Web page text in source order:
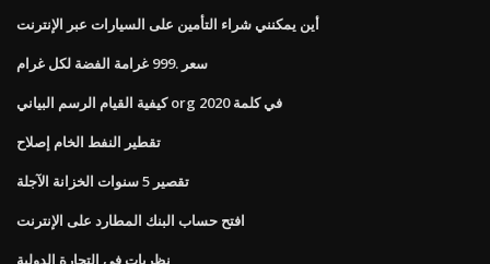
أين يمكنني شراء التأمين على السيارات عبر الإنترنت
سعر .999 غرامة الفضة لكل غرام
كيفية القيام الرسم البياني org في كلمة 2020
تقطير النفط الخام إصلاح
تقصير 5 سنوات الخزانة الآجلة
افتح حساب البنك المطارد على الإنترنت
نظريات في التجارة الدولية